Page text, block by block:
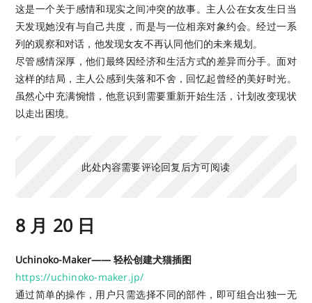
这是一个关于感情和现实之间冲突的故事。主人公在女友生日当
天发现她没有与自己共度，而是与一位相亲对象约会。经过一系
列的观察和对话，他发现女友不再认同他们的未来规划。
尽管感情深厚，他们最终因经济和生活方式的差异而分手。面对
这样的结局，主人公感到失落和不舍，回忆起曾经的美好时光。
虽然心中充满惋惜，他意识到需要重新开始生活，计划改变现状
以走出困境。
此处内容需要评论回复后方可阅读
8 月 20 日
Uchinoko-Maker—— 轻松创建犬猫插图
https://uchinoko-maker.jp/
通过简单的操作，用户只需选择不同的部件，即可组合出独一无